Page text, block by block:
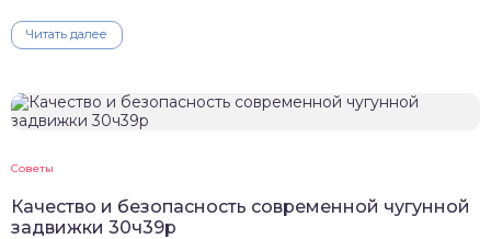
Читать далее
Советы
Качество и безопасность современной чугунной
задвижки 30ч39р